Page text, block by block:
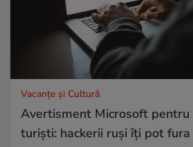
Vacanțe și Cultură
Avertisment Microsoft pentru
turiști: hackerii ruși îți pot fura